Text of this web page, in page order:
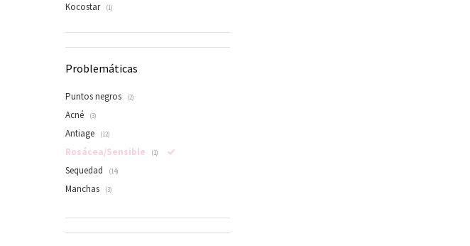
Kocostar (1)
Problemáticas
Puntos negros (2)
Acné (3)
Antiage (12)
Rosácea/Sensible (1)
Sequedad (14)
Manchas (3)